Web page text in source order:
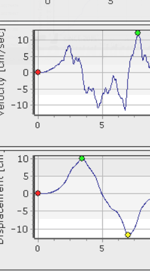
analysis [ SPECTR反应谱计算程